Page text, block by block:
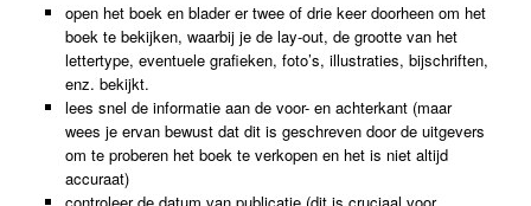
open het boek en blader er twee of drie keer doorheen om het
boek te bekijken, waarbij je de lay-out, de grootte van het
lettertype, eventuele grafieken, foto’s, illustraties, bijschriften,
enz. bekijkt.
lees snel de informatie aan de voor- en achterkant (maar
wees je ervan bewust dat dit is geschreven door de uitgevers
om te proberen het boek te verkopen en het is niet altijd
accuraat)